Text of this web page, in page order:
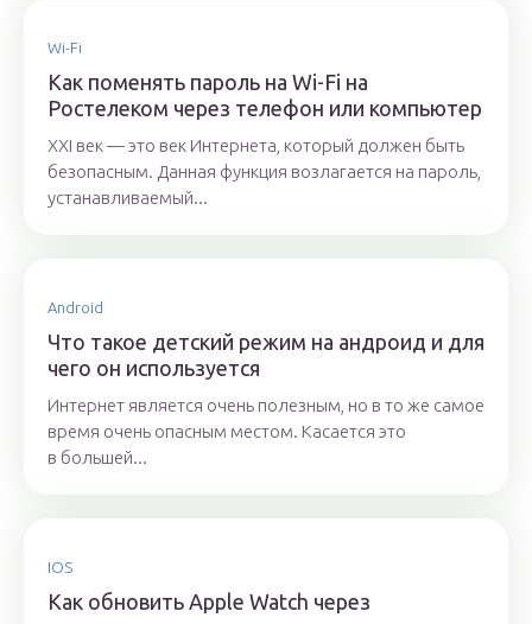
Wi-Fi
Как поменять пароль на Wi-Fi на
Ростелеком через телефон или компьютер
XXI век — это век Интернета, который должен быть
безопасным. Данная функция возлагается на пароль,
устанавливаемый...
Android
Что такое детский режим на андроид и для
чего он используется
Интернет является очень полезным, но в то же самое
время очень опасным местом. Касается это
в большей...
IOS
Как обновить Apple Watch через